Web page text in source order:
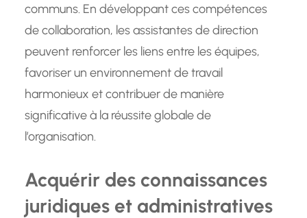
communs. En développant ces compétences
de collaboration, les assistantes de direction
peuvent renforcer les liens entre les équipes,
favoriser un environnement de travail
harmonieux et contribuer de manière
significative à la réussite globale de
l’organisation.
Acquérir des connaissances
juridiques et administratives